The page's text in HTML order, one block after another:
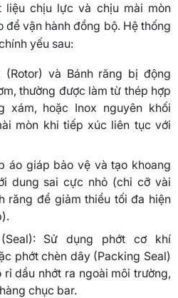
liệu chịu lực và chịu mài mòn
để vận hành đồng bộ. Hệ thống
yếu sau:
(Rotor) và Bánh răng bị động
thường được làm từ thép hợp
xám, hoặc Inox nguyên khối
mòn khi tiếp xúc liên tục với
áo giáp bảo vệ và tạo khoang
dung sai cực nhỏ (chỉ cỡ vài
răng để giảm thiểu tối đa hiện
Sử dụng phớt cơ khí
phớt chèn dây (Packing Seal)
dầu nhớt ra ngoài môi trường,
chục bar.